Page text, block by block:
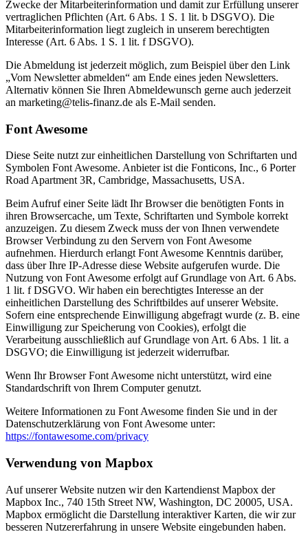
Zwecke der Mitarbeiterinformation und damit zur Erfüllung unserer
vertraglichen Pflichten (Art. 6 Abs. 1 S. 1 lit. b DSGVO). Die
Mitarbeiterinformation liegt zugleich in unserem berechtigten
Interesse (Art. 6 Abs. 1 S. 1 lit. f DSGVO).
Die Abmeldung ist jederzeit möglich, zum Beispiel über den Link
„Vom Newsletter abmelden“ am Ende eines jeden Newsletters.
Alternativ können Sie Ihren Abmeldewunsch gerne auch jederzeit
an marketing@telis-finanz.de als E-Mail senden.
Font Awesome
Diese Seite nutzt zur einheitlichen Darstellung von Schriftarten und
Symbolen Font Awesome. Anbieter ist die Fonticons, Inc., 6 Porter
Road Apartment 3R, Cambridge, Massachusetts, USA.
Beim Aufruf einer Seite lädt Ihr Browser die benötigten Fonts in
ihren Browsercache, um Texte, Schriftarten und Symbole korrekt
anzuzeigen. Zu diesem Zweck muss der von Ihnen verwendete
Browser Verbindung zu den Servern von Font Awesome
aufnehmen. Hierdurch erlangt Font Awesome Kenntnis darüber,
dass über Ihre IP-Adresse diese Website aufgerufen wurde. Die
Nutzung von Font Awesome erfolgt auf Grundlage von Art. 6 Abs.
1 lit. f DSGVO. Wir haben ein berechtigtes Interesse an der
einheitlichen Darstellung des Schriftbildes auf unserer Website.
Sofern eine entsprechende Einwilligung abgefragt wurde (z. B. eine
Einwilligung zur Speicherung von Cookies), erfolgt die
Verarbeitung ausschließlich auf Grundlage von Art. 6 Abs. 1 lit. a
DSGVO; die Einwilligung ist jederzeit widerrufbar.
Wenn Ihr Browser Font Awesome nicht unterstützt, wird eine
Standardschrift von Ihrem Computer genutzt.
Weitere Informationen zu Font Awesome finden Sie und in der
Datenschutzerklärung von Font Awesome unter:
https://fontawesome.com/privacy
Verwendung von Mapbox
Auf unserer Website nutzen wir den Kartendienst Mapbox der
Mapbox Inc., 740 15th Street NW, Washington, DC 20005, USA.
Mapbox ermöglicht die Darstellung interaktiver Karten, die wir zur
besseren Nutzererfahrung in unsere Website eingebunden haben.